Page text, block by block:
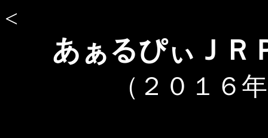
<
あぁるぴぃＪＲ
（２０１６